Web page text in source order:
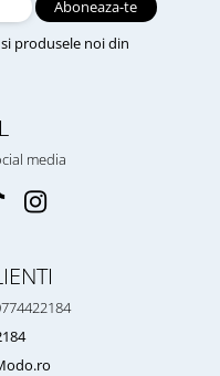
produsele noi din
media